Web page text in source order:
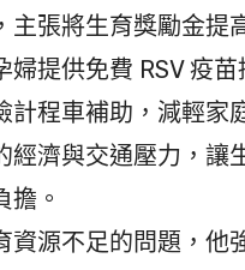
主張將生育獎勵金提
婦提供免費 RSV 疫
計程車補助，減輕家
經濟與交通壓力，讓
擔。
源不足的問題，他